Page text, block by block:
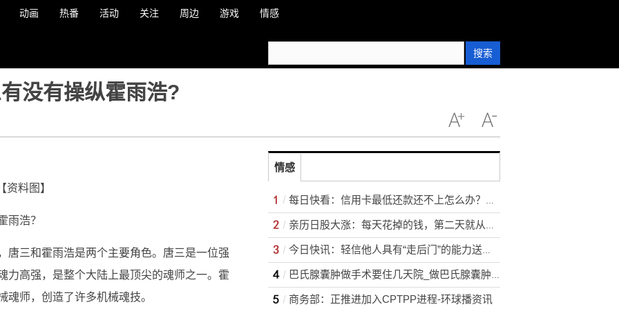
动画 热番 活动 关注 周边 游戏 情感
搜索
没有操纵霍雨浩?
资料图】
雨浩？
唐三和霍雨浩是两个主要角色。唐三是一位强
力高强，是整个大陆上最顶尖的魂师之一。霍
师，创造了许多机械魂技。
情感
每日快看：信用卡最低还款还不上怎么办？还不上会产生哪些后果？
亲历日股大涨：每天花掉的钱，第二天就从股市里回来了_环球新消息
今日快讯：轻信他人具有“走后门”的能力送了钱没办成事 索要“打点费”法院不支持
巴氏腺囊肿做手术要住几天院_做巴氏腺囊肿手术需要住院吗
商务部：正推进加入CPTPP进程-环球播资讯